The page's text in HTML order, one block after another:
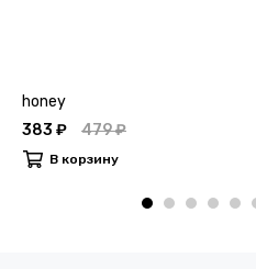
honey
383 ₽
479 ₽
В корзину